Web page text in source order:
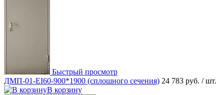
Быстрый просмотр
ДМП-01-EI60-900*1900 (сплошного сечения) 24 783 руб. / шт.
В корзину